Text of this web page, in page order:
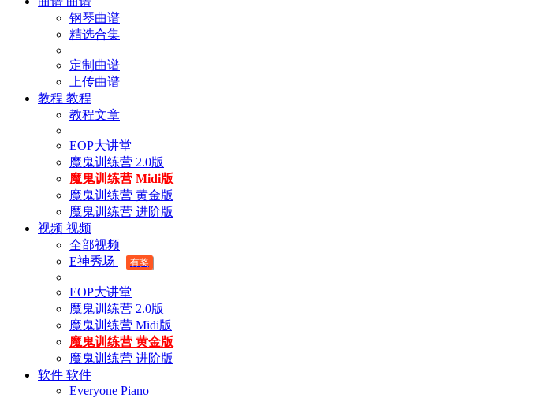
钢琴曲谱
精选合集
定制曲谱
上传曲谱
教程 教程
教程文章
EOP大讲堂
魔鬼训练营 2.0版
魔鬼训练营 Midi版
魔鬼训练营 黄金版
魔鬼训练营 进阶版
视频 视频
全部视频
E神秀场
有奖
EOP大讲堂
魔鬼训练营 2.0版
魔鬼训练营 Midi版
魔鬼训练营 黄金版
魔鬼训练营 进阶版
软件 软件
Everyone Piano